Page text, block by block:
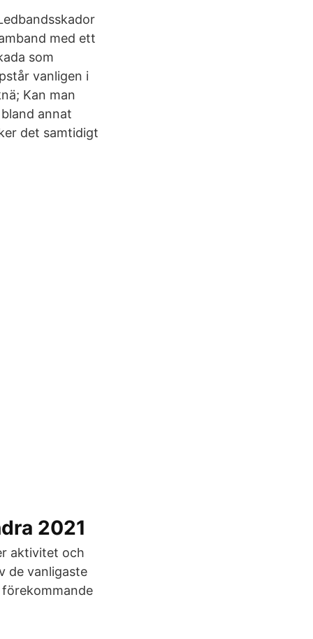
med ett
som
vanligen i
Kan man
annat
det samtidigt
2021
aktivitet och
de vanligaste